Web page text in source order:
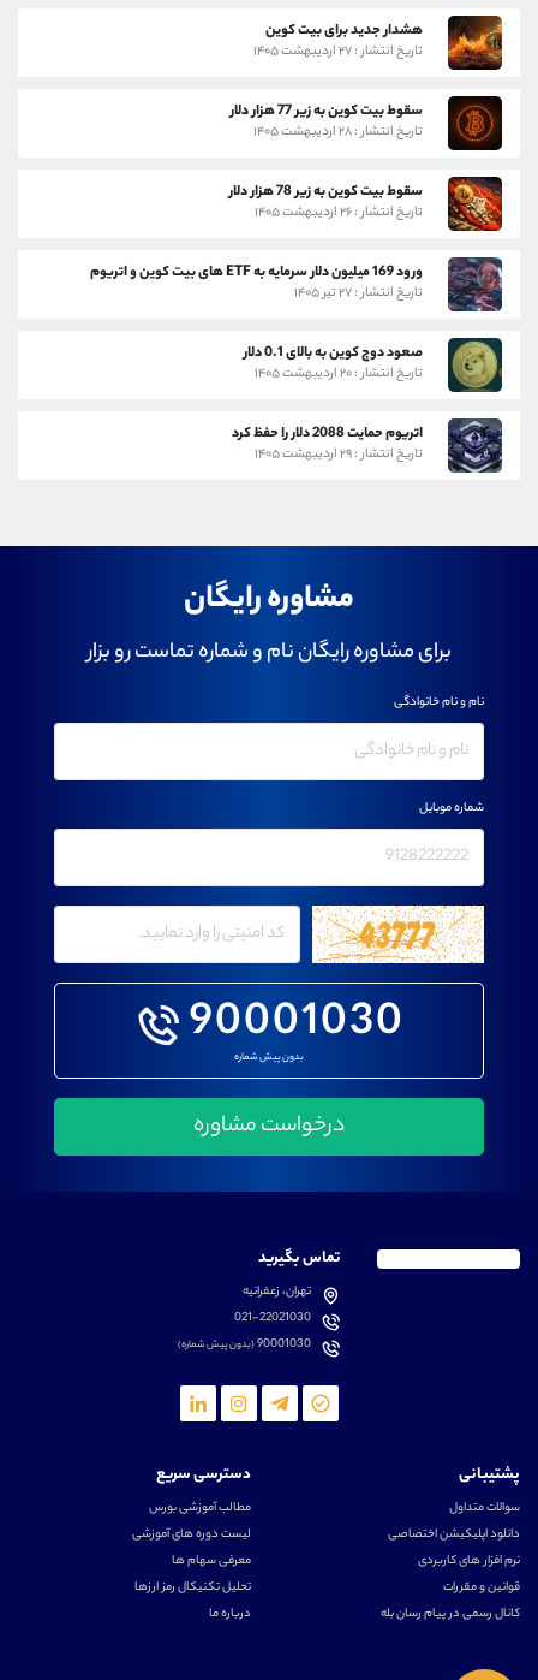
هشدار جدید برای بیت کوین
تاریخ انتشار : ۲۷ اردیبهشت ۱۴۰۵
سقوط بیت کوین به زیر 77 هزار دلار
تاریخ انتشار : ۲۸ اردیبهشت ۱۴۰۵
سقوط بیت کوین به زیر 78 هزار دلار
تاریخ انتشار : ۲۶ اردیبهشت ۱۴۰۵
ورود 169 میلیون دلار سرمایه به ETF های بیت کوین و اتریوم
تاریخ انتشار : ۲۷ تیر ۱۴۰۵
صعود دوج کوین به بالای 0.1 دلار
تاریخ انتشار : ۲۰ اردیبهشت ۱۴۰۵
اتریوم حمایت 2088 دلار را حفظ کرد
تاریخ انتشار : ۲۹ اردیبهشت ۱۴۰۵
مشاوره رایگان
برای مشاوره رایگان نام و شماره تماست رو بزار
90001030
بدون پیش شماره
نام و نام خانوادگی
شماره موبایل
تماس بگیرید
تهران، زعفرانیه
021-22021030
90001030(بدون پیش شماره)
پشتیبانی
سوالات متداول
دانلود اپلیکیشن اختصاصی
نرم افزار های کاربردی
قوانین و مقررات
کانال رسمی در پیام رسان بله
دسترسی سریع
مطالب آموزشی بورس
لیست دوره های آموزشی
معرفی سهام ها
تحلیل تکنیکال رمز ارزها
درباره ما